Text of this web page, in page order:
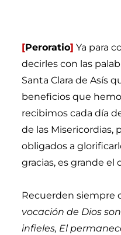
[Peroratio] Ya para
decirles con las
Santa Clara de Asís
beneficios que
recibimos cada día
de las Misericordias,
obligados a
gracias, es grande el
Recuerden siempre
vocación de Dios
infieles, El